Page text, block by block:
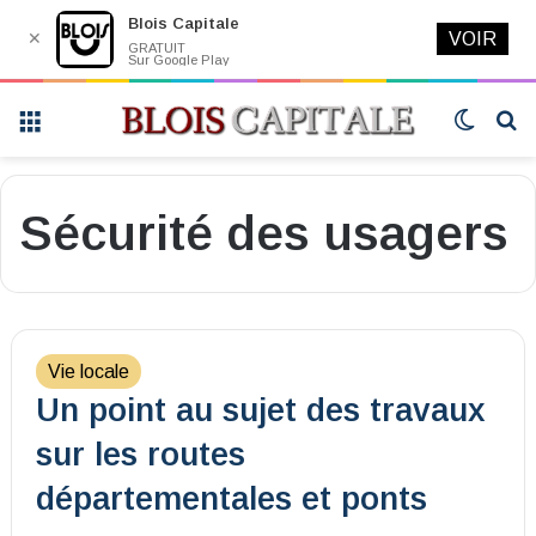
Switch
Sécurité des usagers
Vie locale
Un point au sujet des travaux
sur les routes
départementales et ponts
✕
Blois Capitale
GRATUIT
Sur Google Play
VOIR